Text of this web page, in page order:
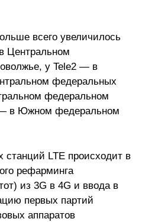
всего увеличилось
Центральном
у Tele2 — в
федеральных
федеральном
— в Южном федеральном
станций LTE происходит в
рефарминга
из 3G в 4G и ввода в
первых партий
аппаратов